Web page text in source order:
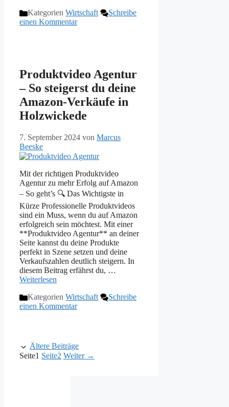
Kategorien Wirtschaft
Schreibe
einen Kommentar
Produktvideo Agentur
– So steigerst du deine
Amazon-Verkäufe in
Holzwickede
7. September 2024 von Marcus
Beeske
Mit der richtigen Produktvideo
Agentur zu mehr Erfolg auf Amazon
– So geht’s 🔍 Das Wichtigste in
Kürze Professionelle Produktvideos
sind ein Muss, wenn du auf Amazon
erfolgreich sein möchtest. Mit einer
**Produktvideo Agentur** an deiner
Seite kannst du deine Produkte
perfekt in Szene setzen und deine
Verkaufszahlen deutlich steigern. In
diesem Beitrag erfährst du, …
Weiterlesen
Kategorien Wirtschaft
Schreibe
einen Kommentar
Ältere Beiträge
Seite1 Seite2 Weiter →